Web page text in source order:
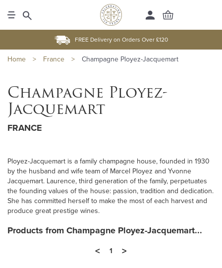
FREE Delivery on Orders Over £120
Home > France > Champagne Ployez-Jacquemart
Champagne Ployez-
Jacquemart
FRANCE
Ployez-Jacquemart is a family champagne house, founded in 1930
by the husband and wife team of Marcel Ployez and Yvonne
Jacquemart. Laurence, third generation of the family, perpetuates
the founding values of the house: passion, tradition and dedication.
She has committed herself to make the most of each harvest and
produce great prestige wines.
Products from Champagne Ployez-Jacquemart...
<
1 >